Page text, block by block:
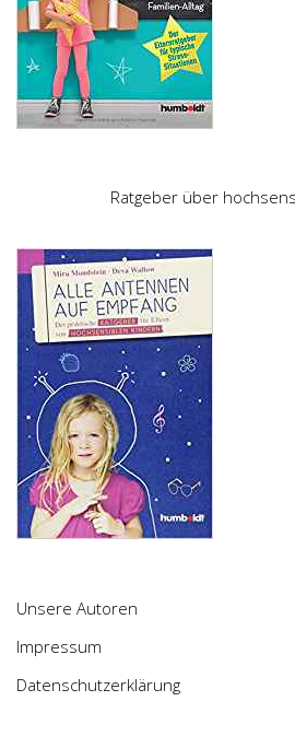
Ratgeber über
Unsere Autoren
Impressum
Datenschutzerklärung